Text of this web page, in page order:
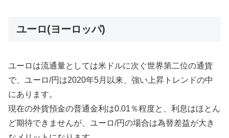
ユーロ(ヨーロッパ)
ユーロは流通量としては米ドルに次ぐ世界第二位の通貨
で、ユーロ/円は2020年5月以来、強い上昇トレンドの中
にあります。
現在の外貨預金の普通金利は0.01％程度と、利息はほとん
ど期待できませんが、ユーロ/円の場合は為替差益が大き